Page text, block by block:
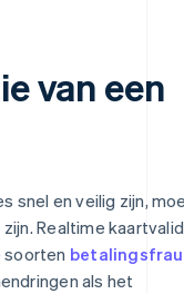
van een
snel en veilig zijn,
Realtime
soorten
als het